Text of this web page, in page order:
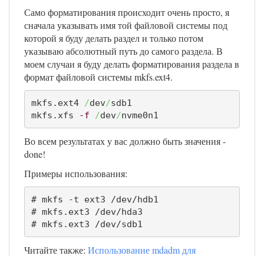
Само форматирования происходит очень просто, я
сначала указывать имя той файловой системы под
которой я буду делать раздел и только потом
указываю абсолютный путь до самого раздела. В
моем случаи я буду делать форматирования раздела в
формат файловой системы mkfs.ext4.
mkfs.ext4 /dev/sdb1
mkfs.xfs
-f /dev/nvme0n1
Во всем результатах у вас должно быть значения -
done!
Примеры использования:
# mkfs -t ext3 /dev/hdb1
# mkfs.ext3 /dev/hda3
# mkfs.ext3 /dev/sdb1
Читайте также: Использование mdadm для